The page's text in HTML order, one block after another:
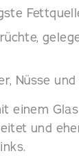
Nüsse und
einem
und